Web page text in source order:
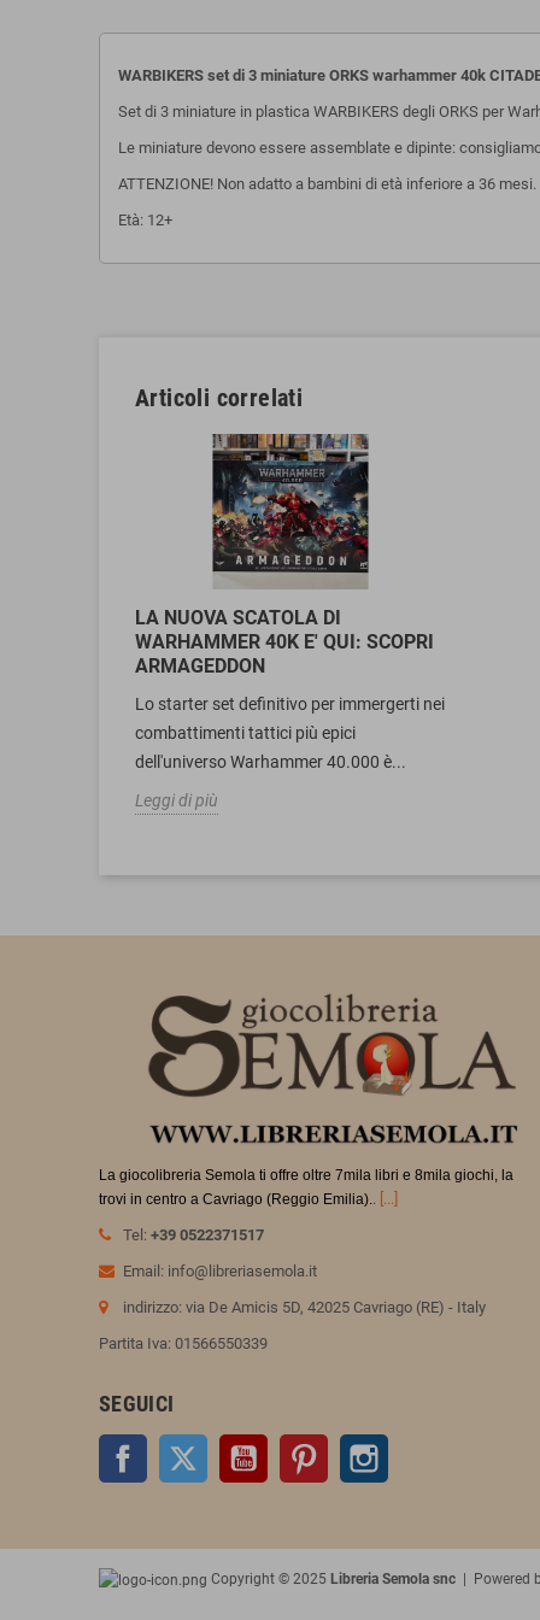
WARBIKERS set di 3 miniature ORKS warhammer 40k
Set di 3 miniature in plastica WARBIKERS degli ORKS per
Le miniature devono essere assemblate e dipinte:
ATTENZIONE! Non adatto a bambini di età inferiore a 36
Età: 12+
Articoli correlati
LA NUOVA SCATOLA DI
WARHAMMER 40K E' QUI: SCOPRI
ARMAGEDDON
Lo starter set definitivo per immergerti nei
combattimenti tattici più epici
dell'universo Warhammer 40.000 è...
Leggi di più
La giocolibreria Semola ti offre oltre 7mila libri e 8mila giochi, la
trovi in centro a Cavriago (Reggio Emilia).. [...]
Tel: +39 0522371517
Email: info@libreriasemola.it
indirizzo: via De Amicis 5D, 42025 Cavriago (RE) - Italy
Partita Iva: 01566550339
SEGUICI
Facebook Twitter YouTube Pinterest
Copyright © 2025 Libreria Semola snc | Powered